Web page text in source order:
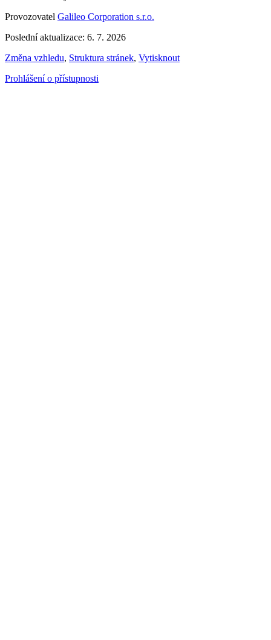
Provozovatel Galileo Corporation s.r.o.
Poslední aktualizace: 6. 7. 2026
Změna vzhledu, Struktura stránek, Vytisknout
Prohlášení o přístupnosti